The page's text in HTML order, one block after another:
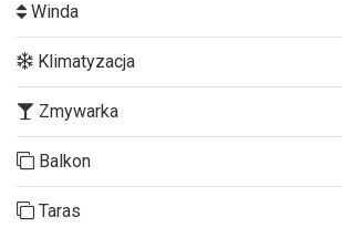
Winda
Klimatyzacja
Zmywarka
Balkon
Taras